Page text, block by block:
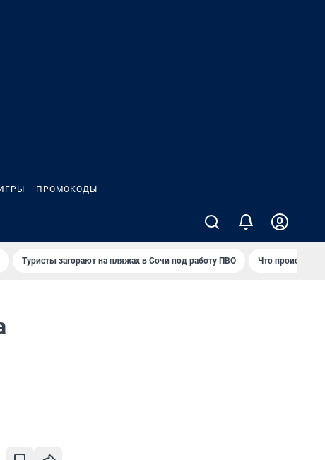
ИГРЫ ПРОМОКОДЫ
Туристы загорают на пляжах в Сочи под работу ПВО Что происходит